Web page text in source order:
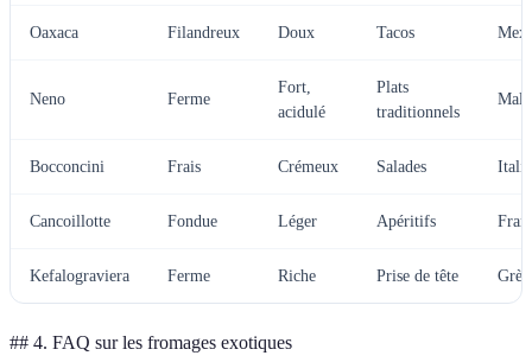
Oaxaca Filandreux Doux Tacos
Neno Ferme
Fort,
acidulé
Plats
traditionnels
Mali
Bocconcini Frais Crémeux Salades Italie
Cancoillotte Fondue Léger Apéritifs
Kefalograviera Ferme Riche Prise de tête
## 4. FAQ sur les fromages exotiques